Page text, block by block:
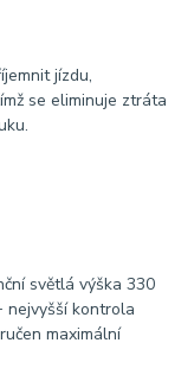
jízdu,
se eliminuje ztráta
světlá výška 330
nejvyšší kontrola
maximální